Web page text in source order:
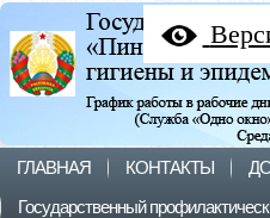
ГЛАВНАЯ КОНТАКТЫ
Государственный